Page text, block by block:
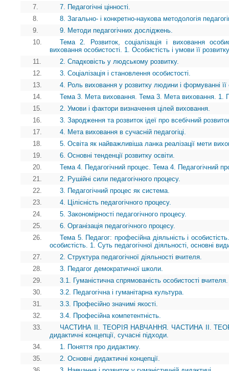
7.
7. Педагогічні цінності.
8.
8. Загально- і конкретно-наукова методологія
9.
9. Методи педагогічних досліджень.
10.
Тема 2. Розвиток, соціалізація і виховання
виховання особистості. 1. Особистість і умови її розвитку
11.
2. Спадковість у людському розвитку.
12.
3. Соціалізація і становлення особистості.
13.
4. Роль виховання у розвитку людини і формуванні її
14.
Тема 3. Мета виховання. Тема 3. Мета виховання. 1.
15.
2. Умови і фактори визначення цілей виховання.
16.
3. Зародження та розвиток ідеї про всебічний
17.
4. Мета виховання в сучасній педагогіці.
18.
5. Освіта як найважливіша ланка реалізації мети
19.
6. Основні тенденції розвитку освіти.
20.
Тема 4. Педагогічний процес. Тема 4. Педагогічний
21.
2. Рушійні сили педагогічного процесу.
22.
3. Педагогічний процес як система.
23.
4. Цілісність педагогічного процесу.
24.
5. Закономірності педагогічного процесу.
25.
6. Організація педагогічного процесу.
26.
Тема 5. Педагог: професійна діяльність і
особистість. 1. Суть педагогічної діяльності, основні
27.
2. Структура педагогічної діяльності вчителя.
28.
3. Педагог демократичної школи.
29.
3.1. Гуманістична спрямованість особистості вчителя.
30.
3.2. Педагогічна і гуманітарна культура.
31.
3.3. Професійно значимі якості.
32.
3.4. Професійна компетентність.
33.
ЧАСТИНА II. ТЕОРІЯ НАВЧАННЯ. ЧАСТИНА II.
дидактичні концепції, сучасні підходи.
34.
1. Поняття про дидактику.
35.
2. Основні дидактичні концепції.